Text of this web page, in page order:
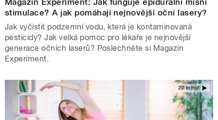
Magazín Experiment: Jak funguje epidurální míšní
stimulace? A jak pomáhají nejnovější oční lasery?
Jak vyčistit podzemní vodu, která je kontaminovaná
pesticidy? Jak velká pomoc pro lékaře je nejnovější
generace očních laserů? Poslechněte si Magazín
Experiment.
20 minut